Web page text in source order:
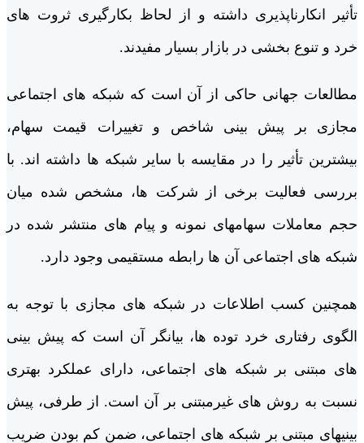
تأثیر انکارناپذیری داشته و از لحاظ بکارگیری ثروت های
خرد و تنوع بخشی در بازار بسیار مفیدند.
مطالعات جهانی حاکی از آن است که شبکه های اجتماعی
مجازی بر پیش بینی شاخص و تغییرات قیمت سهام،
بیشترین تأثیر را در مقایسه با سایر شبکه ها داشته اند. با
بررسی فعالیت برخی از شرکت ها، مشخص شده میان
حجم معاملات سهام­های نمونه و پیام های منتشر شده در
شبکه های اجتماعی آن ها رابطه مستقیمی وجود دارد.
همچنین کسب اطلاعات در شبکه­ های مجازی با توجه به
الگوی رفتاری خرد توده ها، بیانگر آن است که پیش بینی
های مبتنی بر شبکه های اجتماعی، دارای عملکرد بهتری
نسبت به روش­ های غیرمبتنی بر آن است. از طرفی، پیش
بینی­های مبتنی بر شبکه های اجتماعی، ضمن کم بودن ضریب